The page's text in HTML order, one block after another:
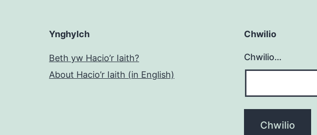
Ynghylch
Beth yw Hacio’r Iaith?
About Hacio’r Iaith (in English)
Chwilio
Chwilio…